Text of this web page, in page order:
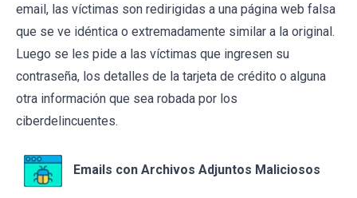
email, las víctimas son redirigidas a una página web falsa
que se ve idéntica o extremadamente similar a la original.
Luego se les pide a las víctimas que ingresen su
contraseña, los detalles de la tarjeta de crédito o alguna
otra información que sea robada por los
ciberdelincuentes.
Emails con Archivos Adjuntos Maliciosos